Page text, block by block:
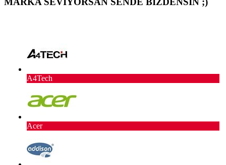
A4Tech
Acer